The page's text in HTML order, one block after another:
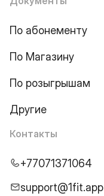
По абонементу
По Магазину
По розыгрышам
Другие
Контакты
+77071371064
support@1fit.app